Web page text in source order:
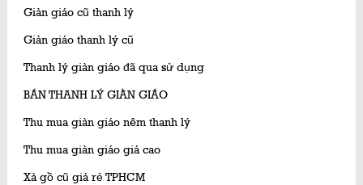
Giàn giáo cũ thanh lý
Giàn giáo thanh lý cũ
Thanh lý giàn giáo đã qua sử dụng
BÁN THANH LÝ GIÀN GIÁO
Thu mua giàn giáo nêm thanh lý
Thu mua giàn giáo giá cao
Xà gồ cũ giá rẻ TPHCM